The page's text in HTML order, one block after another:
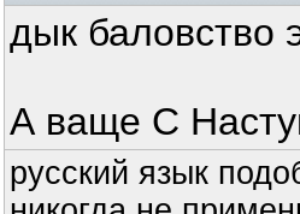
дык баловство
А ваще С
русский язык